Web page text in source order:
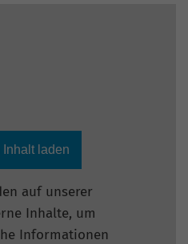
Inhalt laden
auf unserer
Inhalte, um
Informationen